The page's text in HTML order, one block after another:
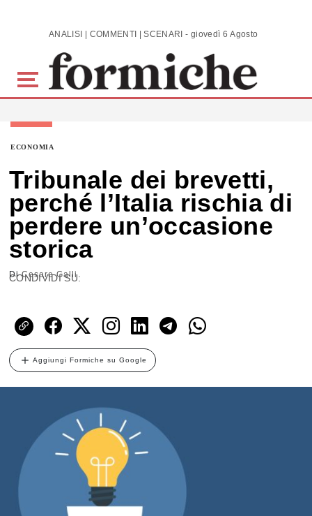
Skip to main content ANALISI | COMMENTI | SCENARI - giovedì 6 Agosto 2026
ECONOMIA
Tribunale dei brevetti,
perché l’Italia rischia di
perdere un’occasione
storica
DiCesare Galli
CONDIVIDI SU:
Aggiungi Formiche su Google